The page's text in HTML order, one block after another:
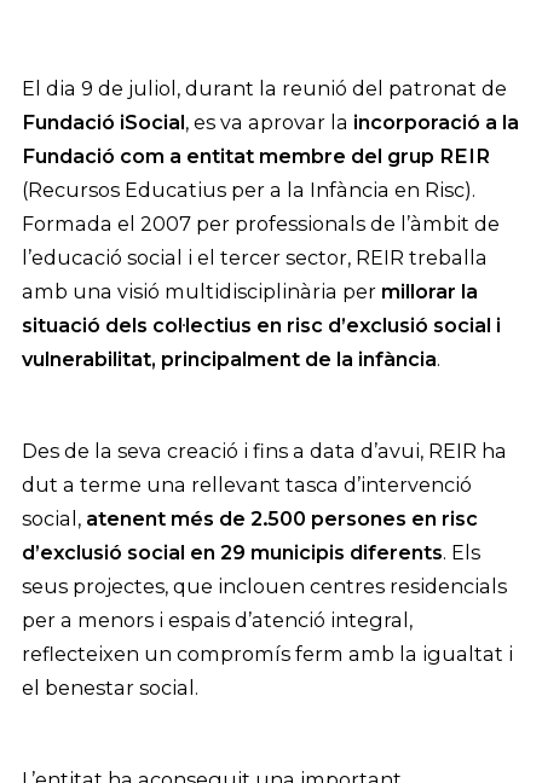
El dia 9 de juliol, durant la reunió del patronat de
Fundació iSocial, es va aprovar la incorporació a la
Fundació com a entitat membre del grup REIR
(Recursos Educatius per a la Infància en Risc).
Formada el 2007 per professionals de l’àmbit de
l’educació social i el tercer sector, REIR treballa
amb una visió multidisciplinària per millorar la
situació dels col·lectius en risc d’exclusió social i
vulnerabilitat, principalment de la infància.
Des de la seva creació i fins a data d’avui, REIR ha
dut a terme una rellevant tasca d’intervenció
social, atenent més de 2.500 persones en risc
d’exclusió social en 29 municipis diferents. Els
seus projectes, que inclouen centres residencials
per a menors i espais d’atenció integral,
reflecteixen un compromís ferm amb la igualtat i
el benestar social.